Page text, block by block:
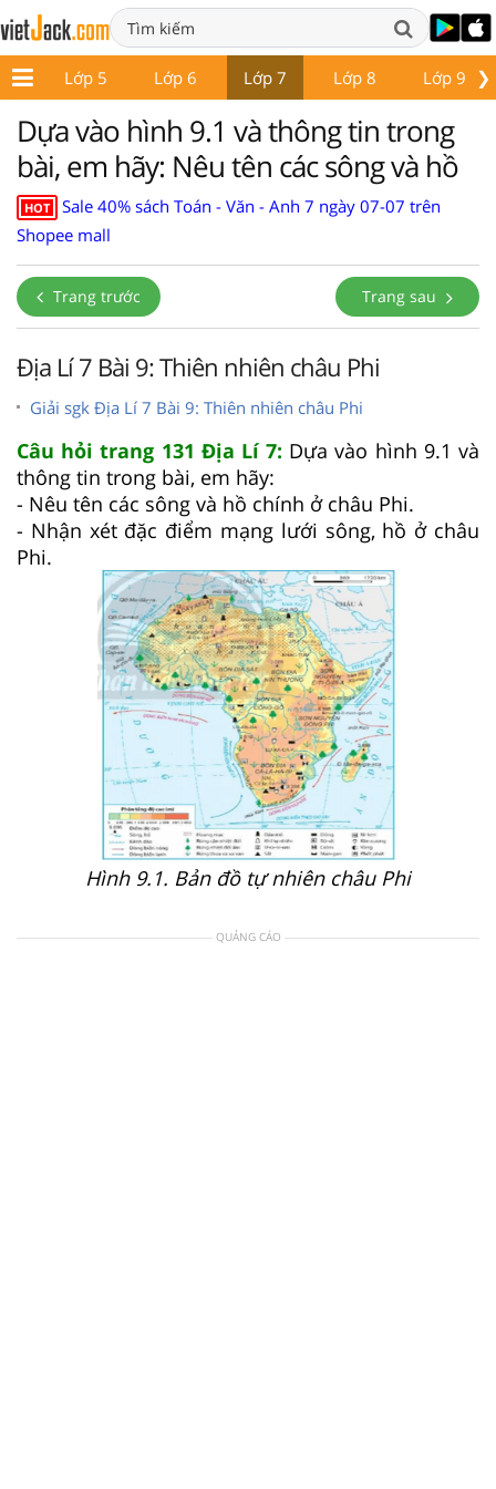
❯
4 Lớp 5 Lớp 6 Lớp 7 Lớp 8 Lớp 9
Dựa vào hình 9.1 và thông tin trong
bài, em hãy: Nêu tên các sông và hồ
HOT
Sale 40% sách Toán - Văn - Anh 7 ngày 07-07 trên
Shopee mall
Trang trước Trang sau
Địa Lí 7 Bài 9: Thiên nhiên châu Phi
Giải sgk Địa Lí 7 Bài 9: Thiên nhiên châu Phi
Câu hỏi trang 131 Địa Lí 7: Dựa vào hình 9.1 và
thông tin trong bài, em hãy:
- Nêu tên các sông và hồ chính ở châu Phi.
- Nhận xét đặc điểm mạng lưới sông, hồ ở châu
Phi.
Hình 9.1. Bản đồ tự nhiên châu Phi
QUẢNG CÁO